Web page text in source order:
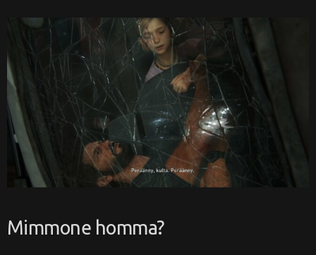
Mimmone homma?